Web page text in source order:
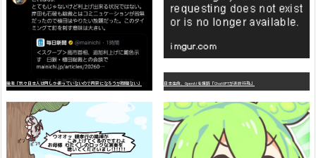
識者「我々日本人は円しか使っていないので円安になろうが問題ない」 日本生命、OpenAIを提訴「ChatGPTが非弁行為」